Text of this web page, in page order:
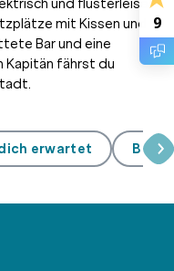
und flüsterleise.
mit Kissen und
Bar und eine
fährst du
erwartet
9